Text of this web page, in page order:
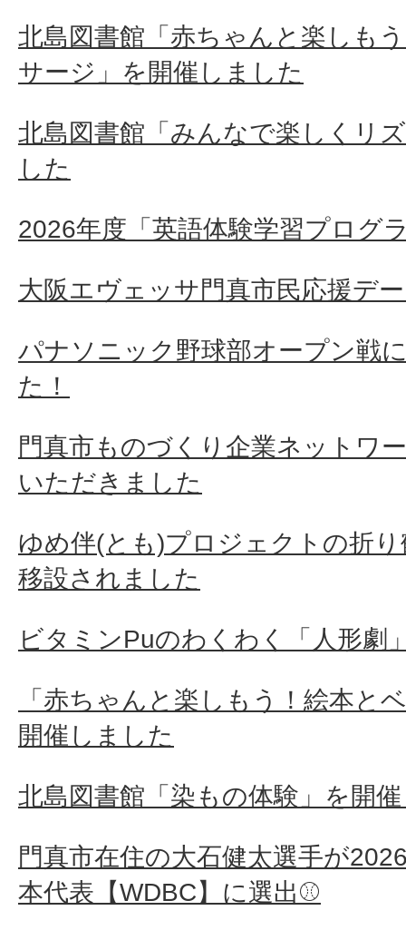
北島図書館「赤ちゃんと楽しも
サージ」を開催しました
北島図書館「みんなで楽しくリ
した
2026年度「英語体験学習プログ
大阪エヴェッサ門真市民応援デ
パナソニック野球部オープン戦
た！
門真市ものづくり企業ネットワ
いただきました
ゆめ伴(とも)プロジェクトの折
移設されました
ビタミンPuのわくわく「人形劇
「赤ちゃんと楽しもう！絵本と
開催しました
北島図書館「染もの体験」を開
門真市在住の大石健太選手が
本代表【WDBC】に選出⚾